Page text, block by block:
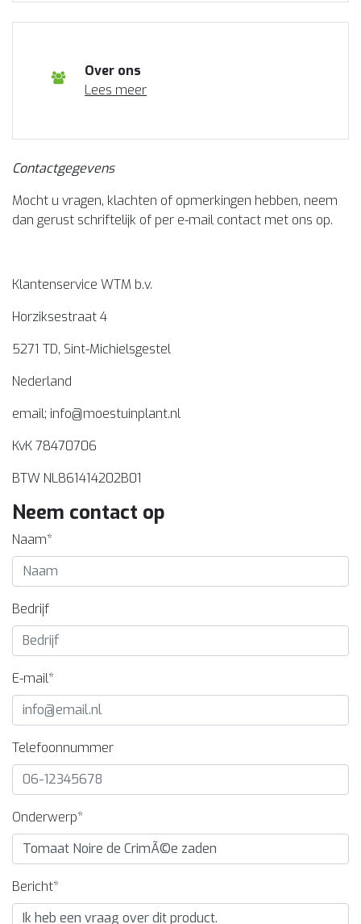
Over ons
Lees meer
Contactgegevens
Mocht u vragen, klachten of opmerkingen hebben, neem
dan gerust schriftelijk of per e-mail contact met ons op.
Klantenservice WTM b.v.
Horziksestraat 4
5271 TD, Sint-Michielsgestel
Nederland
email; info@moestuinplant.nl
KvK 78470706
BTW NL861414202B01
Neem contact op
Naam*
Bedrijf
E-mail*
Telefoonnummer
Onderwerp*
Bericht*